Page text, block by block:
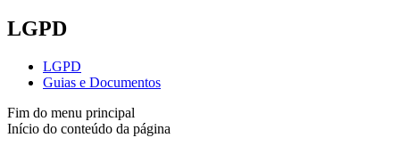
LGPD
LGPD
Guias e Documentos
Fim do menu principal
Início do conteúdo da página